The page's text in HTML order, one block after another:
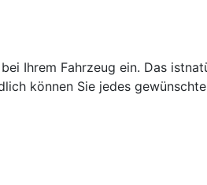
Ihrem Fahrzeug ein. Das
können Sie jedes